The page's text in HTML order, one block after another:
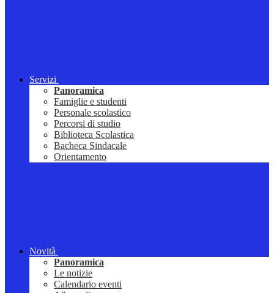
Servizi
Panoramica
Famiglie e studenti
Personale scolastico
Percorsi di studio
Biblioteca Scolastica
Bacheca Sindacale
Orientamento
Novità
Panoramica
Le notizie
Calendario eventi